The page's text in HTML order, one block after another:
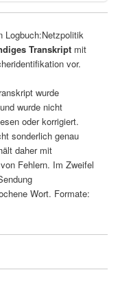
Logbuch:Netzpolitik
Transkriptmit
vor.
wurde
wurde nicht
oder korrigiert.
sonderlich genau
daher mit
Fehlern. Im Zweifel
Wort. Formate: